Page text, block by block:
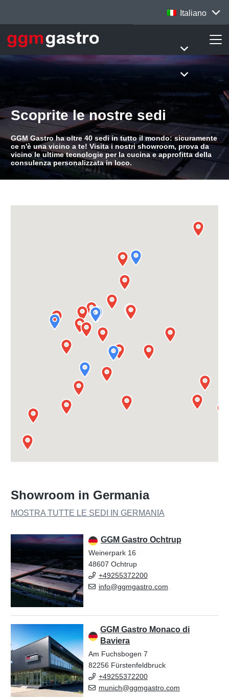
Italiano
Scoprite le nostre sedi
GGM Gastro ha oltre 40 sedi in tutto il mondo: sicuramente
ce n'è una vicino a te! Visita i nostri showroom, prova da
vicino le ultime tecnologie per la cucina e approfitta della
consulenza personalizzata in loco.
Showroom in Germania
MOSTRA TUTTE LE SEDI IN GERMANIA
GGM Gastro Ochtrup
Weinerpark 16
48607 Ochtrup
+49255372200
info@ggmgastro.com
GGM Gastro Monaco di
Baviera
Am Fuchsbogen 7
82256 Fürstenfeldbruck
+49255372200
munich@ggmgastro.com